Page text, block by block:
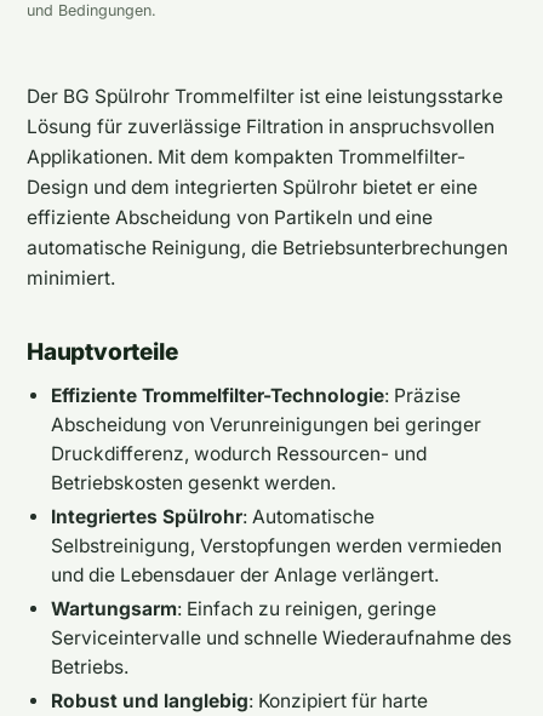
und Bedingungen.
Der BG Spülrohr Trommelfilter ist eine leistungsstarke
Lösung für zuverlässige Filtration in anspruchsvollen
Applikationen. Mit dem kompakten Trommelfilter-
Design und dem integrierten Spülrohr bietet er eine
effiziente Abscheidung von Partikeln und eine
automatische Reinigung, die Betriebsunterbrechungen
minimiert.
Hauptvorteile
Effiziente Trommelfilter-Technologie: Präzise
Abscheidung von Verunreinigungen bei geringer
Druckdifferenz, wodurch Ressourcen- und
Betriebskosten gesenkt werden.
Integriertes Spülrohr: Automatische
Selbstreinigung, Verstopfungen werden vermieden
und die Lebensdauer der Anlage verlängert.
Wartungsarm: Einfach zu reinigen, geringe
Serviceintervalle und schnelle Wiederaufnahme des
Betriebs.
Robust und langlebig: Konzipiert für harte